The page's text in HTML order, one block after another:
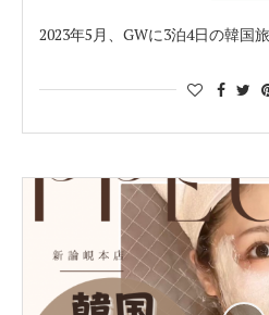
2023年5月、GWに3泊4日の韓国